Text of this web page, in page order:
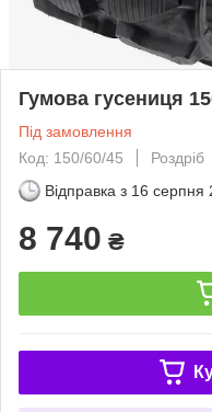
Гумова гусениця
Під замовлення
Код: 150/60/45
Роздріб
Відправка з 16 серпня
8 740 ₴